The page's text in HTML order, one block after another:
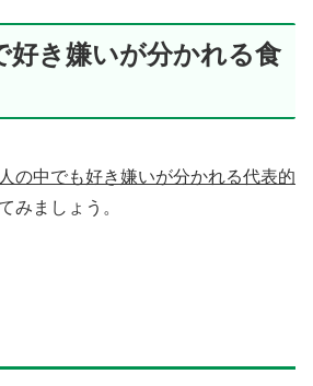
好き嫌いが分かれる食
の中でも好き嫌いが分かれる代表的
みましょう。